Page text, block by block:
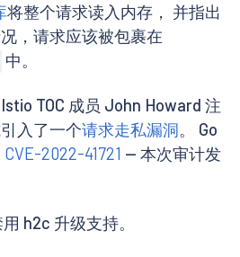
将整个请求读入内存， 并指出
，请求应该被包裹在
中。
TOC 成员 John Howard 注
入了一个请求走私漏洞。 Go
CVE-2022-41721 — 本次审计发
h2c 升级支持。